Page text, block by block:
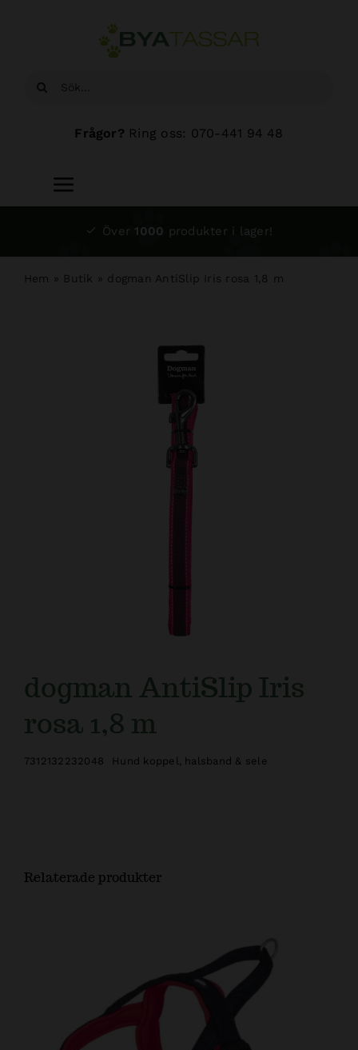
Sök
Frågor? Ring oss: 070-441 94 48
Toggle
Navigation
Över 1000 produkter i lager!
Hem » Butik » dogman AntiSlip Iris rosa 1,8 m
dogman AntiSlip Iris
rosa 1,8 m
7312132232048 Hund koppel, halsband & sele
Relaterade produkter